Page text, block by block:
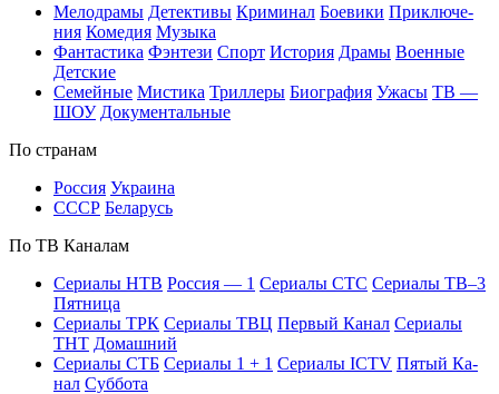
Ме­ло­дра­мы Де­тек­ти­вы Кри­ми­нал Бое­ви­ки При­клю­че­
ния Ко­ме­дия Му­зы­ка
Фан­та­сти­ка Фэн­те­зи Спорт Ис­то­рия Дра­мы Во­ен­ные
Дет­ские
Се­мей­ные Мис­ти­ка Трил­ле­ры Био­гра­фия Ужа­сы ТВ —
ШОУ До­ку­мен­таль­ные
По стра­нам
Рос­сия Ук­раи­на
СССР Бе­ла­русь
По ТВ Ка­на­лам
Се­риа­лы НТВ Рос­сия — 1 Се­риа­лы СТС Се­риа­лы ТВ–3
Пят­ни­ца
Се­риа­лы ТРК Се­риа­лы ТВЦ Пер­вый Ка­нал Се­риа­лы
ТНТ До­маш­ний
Се­риа­лы СТБ Се­риа­лы 1 + 1 Се­риа­лы ICTV Пя­тый Ка­
нал Суб­бо­та